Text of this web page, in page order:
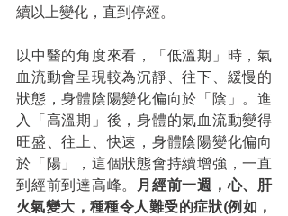
續以上變化，直到停經。
以中醫的角度來看，「低溫期」時，氣
血流動會呈現較為沉靜、往下、緩慢的
狀態，身體陰陽變化偏向於「陰」。進
入「高溫期」後，身體的氣血流動變得
旺盛、往上、快速，身體陰陽變化偏向
於「陽」，這個狀態會持續增強，一直
到經前到達高峰。
月經前一週，心、肝
火氣變大，種種令人難受的症狀(例如，